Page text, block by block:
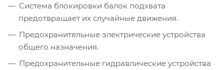
Система блокировки балок подхвата
предотвращает их случайные движения.
Предохранительные электрические устройства
общего назначения.
Предохранительные гидравлические устройства